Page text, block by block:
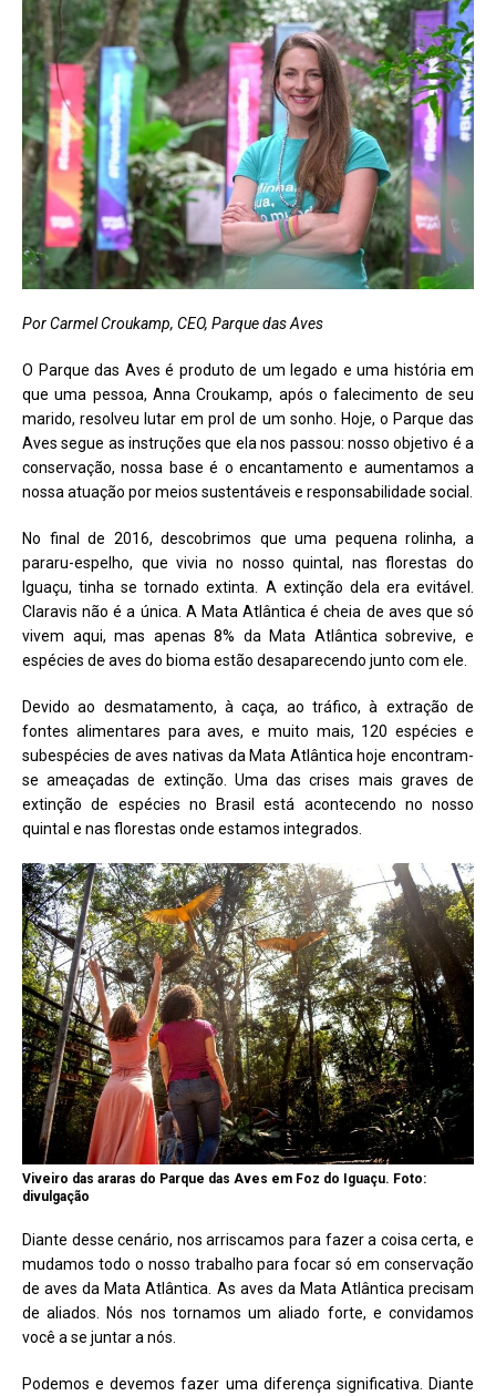
Por Carmel Croukamp, CEO, Parque das Aves
O Parque das Aves é produto de um legado e uma história em
que uma pessoa, Anna Croukamp, após o falecimento de seu
marido, resolveu lutar em prol de um sonho. Hoje, o Parque das
Aves segue as instruções que ela nos passou: nosso objetivo é a
conservação, nossa base é o encantamento e aumentamos a
nossa atuação por meios sustentáveis e responsabilidade social.
No final de 2016, descobrimos que uma pequena rolinha, a
pararu-espelho, que vivia no nosso quintal, nas florestas do
Iguaçu, tinha se tornado extinta. A extinção dela era evitável.
Claravis não é a única. A Mata Atlântica é cheia de aves que só
vivem aqui, mas apenas 8% da Mata Atlântica sobrevive, e
espécies de aves do bioma estão desaparecendo junto com ele.
Devido ao desmatamento, à caça, ao tráfico, à extração de
fontes alimentares para aves, e muito mais, 120 espécies e
subespécies de aves nativas da Mata Atlântica hoje encontram-
se ameaçadas de extinção. Uma das crises mais graves de
extinção de espécies no Brasil está acontecendo no nosso
quintal e nas florestas onde estamos integrados.
Viveiro das araras do Parque das Aves em Foz do Iguaçu. Foto:
divulgação
Diante desse cenário, nos arriscamos para fazer a coisa certa, e
mudamos todo o nosso trabalho para focar só em conservação
de aves da Mata Atlântica. As aves da Mata Atlântica precisam
de aliados. Nós nos tornamos um aliado forte, e convidamos
você a se juntar a nós.
Podemos e devemos fazer uma diferença significativa. Diante